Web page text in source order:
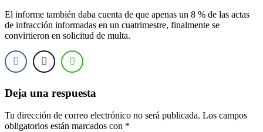
El informe también daba cuenta de que apenas un 8 % de las actas
de infracción informadas en un cuatrimestre, finalmente se
convirtieron en solicitud de multa.
Deja una respuesta
Tu dirección de correo electrónico no será publicada. Los campos
obligatorios están marcados con *